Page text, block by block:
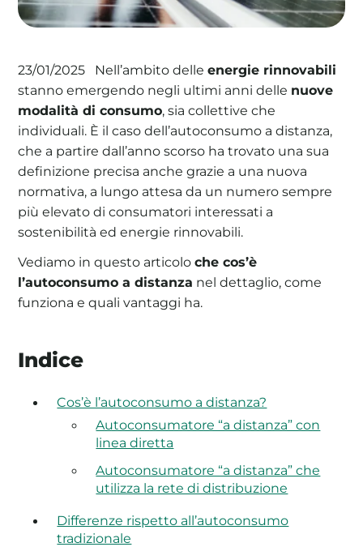
23/01/2025 Nell’ambito delleenergie rinnovabili
stanno emergendo negli ultimi anni delle nuove
modalità di consumo, sia collettive che
individuali. È il caso dell’autoconsumo a distanza,
che a partire dall’anno scorso ha trovato una sua
definizione precisa anche grazie a una nuova
normativa, a lungo attesa da un numero sempre
più elevato di consumatori interessati a
sostenibilità ed energie rinnovabili.
Vediamo in questo articoloche cos’è
l’autoconsumo a distanza nel dettaglio, come
funziona e quali vantaggi ha.
Indice
Cos’è l’autoconsumo a distanza?
Autoconsumatore “a distanza” con
linea diretta
Autoconsumatore “a distanza” che
utilizza la rete di distribuzione
Differenze rispetto all’autoconsumo
tradizionale